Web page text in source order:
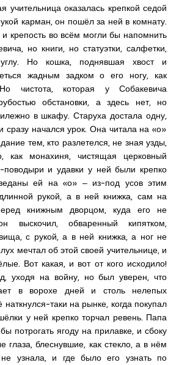
учительница оказалась крепкой седой
карман, он пошёл за ней в комнату.
крепость во всём могли бы напомнить
но книги, но статуэтки, салфетки,
Но кошка, поднявшая хвост и
жадным задком о его ногу, как
чистота, которая у Собакевича
обстановки, а здесь нет, но
в шкафу. Старуха достала одну,
сразу начался урок. Она читала на «о»
тем, кто разлетелся, не зная узды,
как монахиня, чистящая церковный
поводыри и удавки у ней были крепко
ей на «о» ‒ из-под усов этим
рукой, а в ней книжка, сам на
книжным дворцом, куда его не
выскочил, обваренный кипятком,
с рукой, а в ней книжка, а ног не
мечтал об этой своей учительнице, и
Вот какая, и вот от кого исходило!
уходя на войну, но был уверен, что
в ворохе дней и столь нелепых
таки на рынке, когда покупал
у ней крепко торчал ревень. Папа
потрогать ягоду на прилавке, и сбоку
глаза, блеснувшие, как стекло, а в нём
узнала, и где было его узнать по